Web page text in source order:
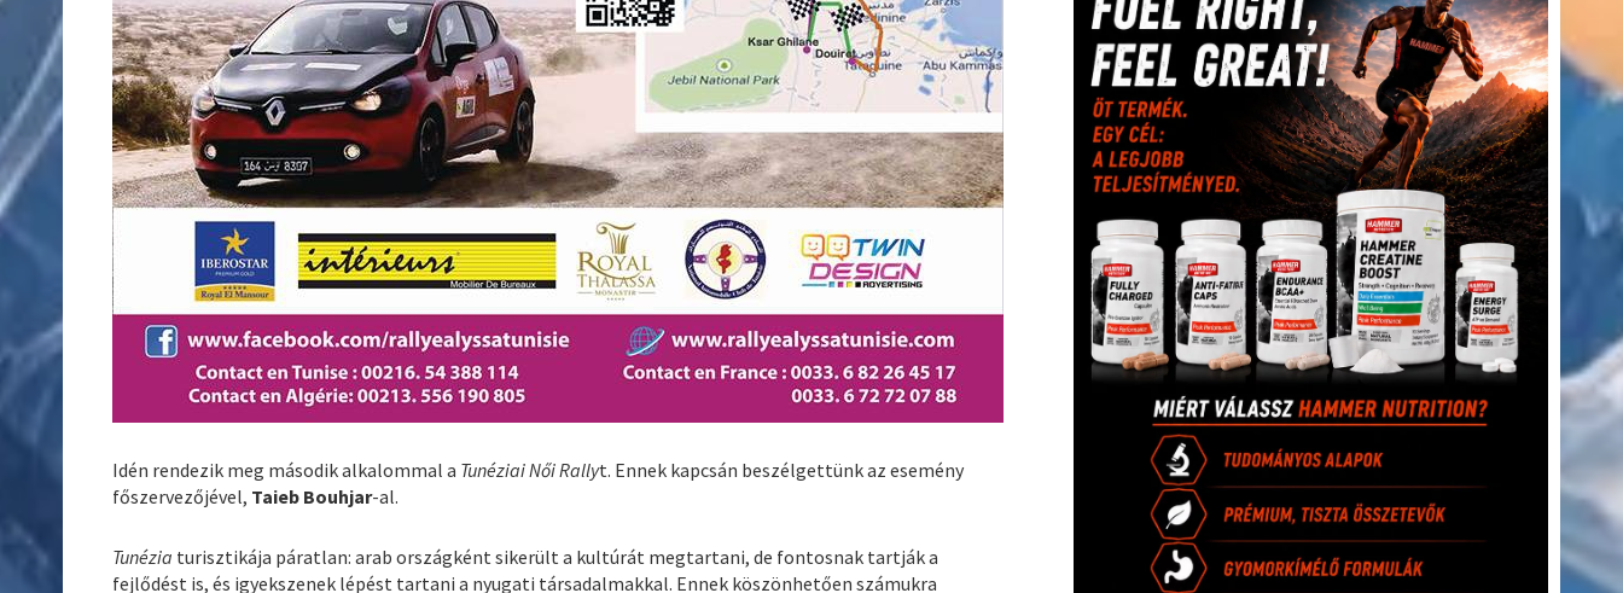
Idén rendezik meg második alkalommal a Tunéziai Női Rallyt. Ennek kapcsán beszélgettünk az esemény
főszervezőjével, Taieb Bouhjar-al.
Tunézia turisztikája páratlan: arab országként sikerült a kultúrát megtartani, de fontosnak tartják a
fejlődést is, és igyekszenek lépést tartani a nyugati társadalmakkal. Ennek köszönhetően számukra